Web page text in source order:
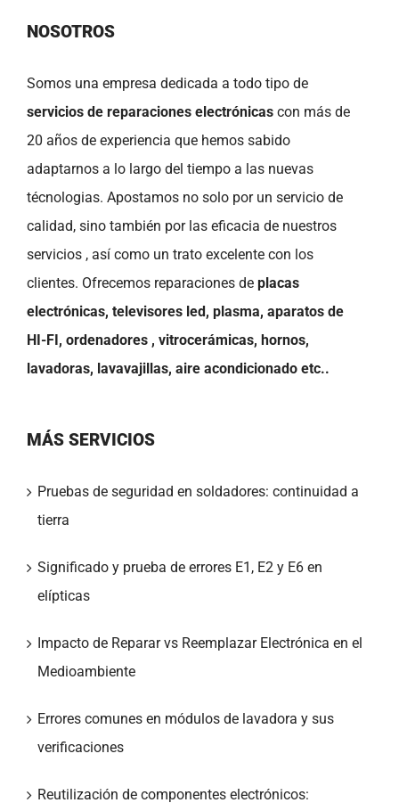
NOSOTROS
Somos una empresa dedicada a todo tipo de
servicios de reparaciones electrónicas con más de
20 años de experiencia que hemos sabido
adaptarnos a lo largo del tiempo a las nuevas
técnologias. Apostamos no solo por un servicio de
calidad, sino también por las eficacia de nuestros
servicios , así como un trato excelente con los
clientes. Ofrecemos reparaciones de placas
electrónicas, televisores led, plasma, aparatos de
HI-FI, ordenadores , vitrocerámicas, hornos,
lavadoras, lavavajillas, aire acondicionado etc..
MÁS SERVICIOS
Pruebas de seguridad en soldadores: continuidad a
tierra
Significado y prueba de errores E1, E2 y E6 en
elípticas
Impacto de Reparar vs Reemplazar Electrónica en el
Medioambiente
Errores comunes en módulos de lavadora y sus
verificaciones
Reutilización de componentes electrónicos: